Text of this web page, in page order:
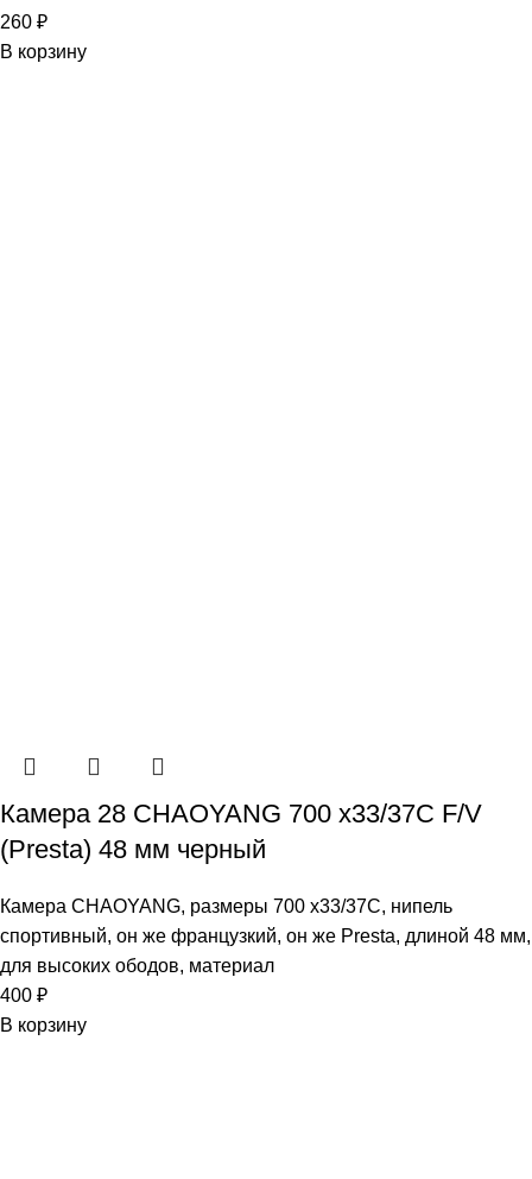
260 ₽
В корзину
Камера 28 CHAOYANG 700 х33/37C F/V
(Presta) 48 мм черный
Камера CHAOYANG, размеры 700 х33/37C, нипель
спортивный, он же французкий, он же Presta, длиной 48 мм,
для высоких ободов, материал
400 ₽
В корзину